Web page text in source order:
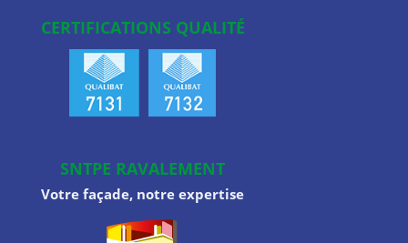
CERTIFICATIONS QUALITÉ
SNTPE RAVALEMENT
Votre façade, notre expertise